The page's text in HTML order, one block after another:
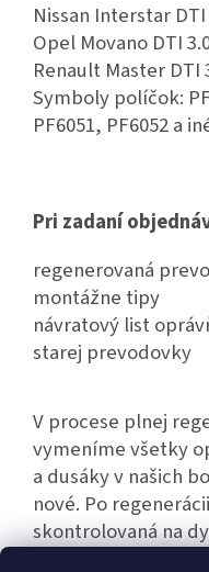
Nissan Interstar DTI
Opel Movano DTI
Renault Master DTI
Symboly políčok:
PF6051, PF6052 a
Pri zadaní
regenerovaná
montážne tipy
návratový list
starej prevodovky
V procese plnej
vymeníme všetky
a dusáky v našich
nové. Po
skontrolovaná na